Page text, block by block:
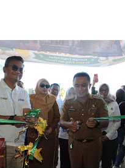
Dokumen SPMI
Sudahkah Kita Merdeka Dari Hawa
Info Sembako di Pasar Kepuh
Agustus 2026, Daging Naik, Telur
Agenda Kegiatan Bupati Kuningan
2026 Ada Tiga, Tapi yang Bakal
Ini Empat Lokasi Samsat Keliling
Agustus 2026
Jumat 7 Agustus 2026 Mobil SIM